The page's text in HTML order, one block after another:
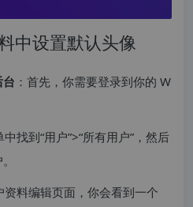
中设置默认头像
：首先，你需要登录到你的 W
中找到“用户”>“所有用户”，然后
资料编辑页面，你会看到一个